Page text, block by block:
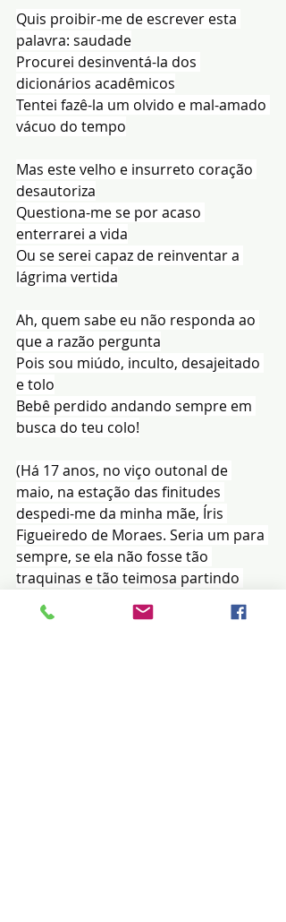
Quis proibir-me de escrever esta
palavra: saudade
Procurei desinventá-la dos
dicionários acadêmicos
Tentei fazê-la um olvido e mal-amado
vácuo do tempo
Mas este velho e insurreto coração
desautoriza
Questiona-me se por acaso
enterrarei a vida
Ou se serei capaz de reinventar a
lágrima vertida
Ah, quem sabe eu não responda ao
que a razão pergunta
Pois sou miúdo, inculto, desajeitado
e tolo
Bebê perdido andando sempre em
busca do teu colo!
(Há 17 anos, no viço outonal de
maio, na estação das finitudes
despedi-me da minha mãe, Íris
Figueiredo de Moraes. Seria um para
sempre, se ela não fosse tão
traquinas e tão teimosa partindo
para longe sem sair daqui)